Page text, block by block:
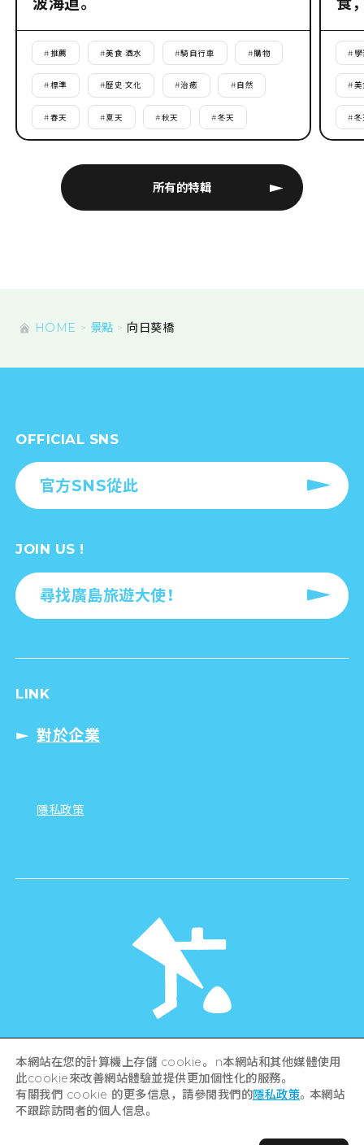
所有的特輯
波海道。
#推薦 #美食·酒水 #騎自行車 #購物
#標準 #歷史·文化 #治癒 #自然
#春天 #夏天 #秋天 #冬天
食
# 學
#美
#冬
HOME 景點 向日葵橋
OFFICIAL SNS
官方SNS從此
JOIN US !
尋找廣島旅遊大使！
LINK
對於企業
隱私政策
Hiroshima Prefecture / Hiroshima City .
All rights reserved
本網站在您的計算機上存儲 cookie。 n本網站和其他媒體使用
此cookie來改善網站體驗並提供更加個性化的服務。
有關我們 cookie 的更多信息，請參閱我們的隱私政策。本網站
不跟踪訪問者的個人信息。